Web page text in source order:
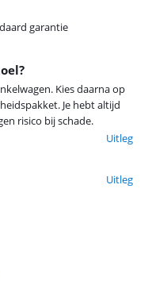
garantie
Kies daarna op
Je hebt altijd
risico bij schade.
Uitleg
Uitleg